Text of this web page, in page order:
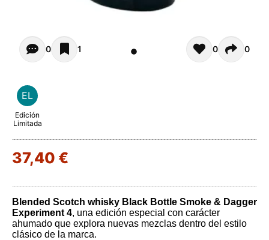
Opiniones de clientes - Actualmente no hay
0 1 0 0
EL
Edición
Limitada
37,40 €
Blended Scotch whisky Black Bottle Smoke & Dagger
Experiment 4, una edición especial con carácter
ahumado que explora nuevas mezclas dentro del estilo
clásico de la marca.